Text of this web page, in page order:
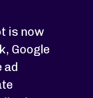
is now
Google
ad